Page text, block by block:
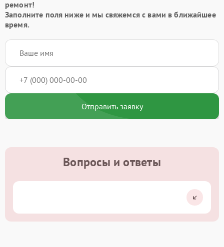
ремонт!
Заполните поля ниже и мы свяжемся с вами в ближайшее
время.
Отправить заявку
Вопросы и ответы